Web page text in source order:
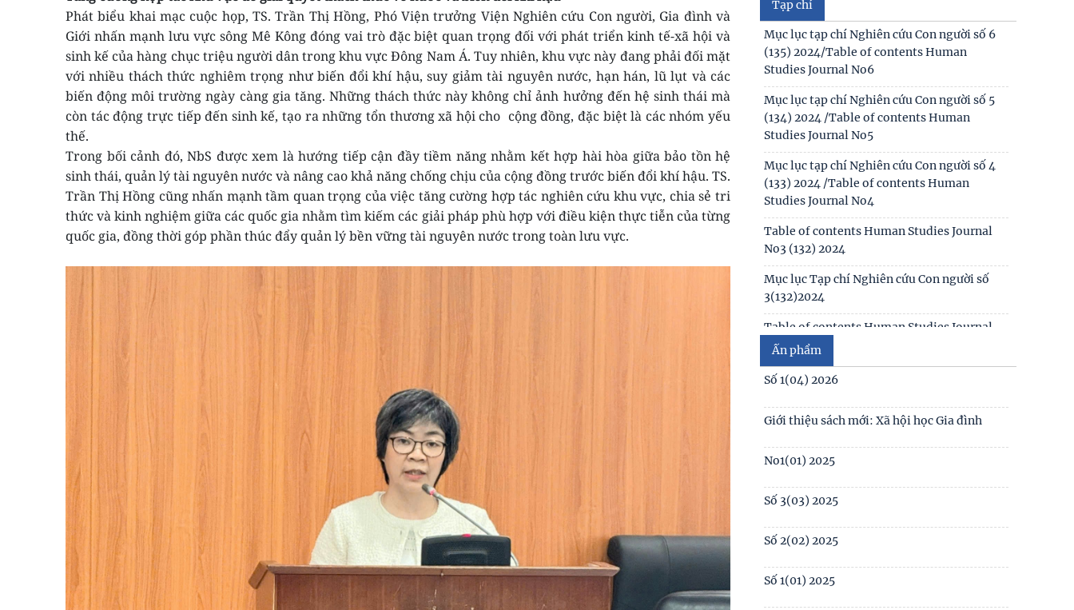
Phát biểu khai mạc cuộc họp, TS. Trần Thị Hồng, Phó Viện trưởng Viện Nghiên cứu Con người, Gia đình và
Giới nhấn mạnh lưu vực sông Mê Kông đóng vai trò đặc biệt quan trọng đối với phát triển kinh tế-xã hội và
sinh kế của hàng chục triệu người dân trong khu vực Đông Nam Á. Tuy nhiên, khu vực này đang phải đối mặt
với nhiều thách thức nghiêm trọng như biến đổi khí hậu, suy giảm tài nguyên nước, hạn hán, lũ lụt và các
biến động môi trường ngày càng gia tăng. Những thách thức này không chỉ ảnh hưởng đến hệ sinh thái mà
còn tác động trực tiếp đến sinh kế, tạo ra những tổn thương xã hội cho cộng đồng, đặc biệt là các nhóm yếu
thế.
Trong bối cảnh đó, NbS được xem là hướng tiếp cận đầy tiềm năng nhằm kết hợp hài hòa giữa bảo tồn hệ
sinh thái, quản lý tài nguyên nước và nâng cao khả năng chống chịu của cộng đồng trước biến đổi khí hậu. TS.
Trần Thị Hồng cũng nhấn mạnh tầm quan trọng của việc tăng cường hợp tác nghiên cứu khu vực, chia sẻ tri
thức và kinh nghiệm giữa các quốc gia nhằm tìm kiếm các giải pháp phù hợp với điều kiện thực tiễn của từng
quốc gia, đồng thời góp phần thúc đẩy quản lý bền vững tài nguyên nước trong toàn lưu vực.
Thư mời viết bài hội thảo khoa học thường
niên về nghiên cứu con người “NÂNG CAO
CHẤT LƯỢNG CUỘC
Thông báo triệu tập thí sinh đủ điều kiện,
tiêu chuẩn, tham gia sát hạch trình độ hiểu
biết chung
Thông báo kết quả kiểm tra điều kiện, tiêu
chuẩn, văn bằng, chứng chỉ đối với thí sinh
đăng ký dự
Thông báo 2773/TB-KHXH về Kết quả kiểm
tra điều kiện, tiêu chuẩn, văn bằng, chứng
chỉ đối với thí
Tạp chí
Mục lục tạp chí Nghiên cứu Con người số 6
(135) 2024/Table of contents Human
Studies Journal No6
Mục lục tạp chí Nghiên cứu Con người số 5
(134) 2024 /Table of contents Human
Studies Journal No5
Mục lục tạp chí Nghiên cứu Con người số 4
(133) 2024 /Table of contents Human
Studies Journal No4
Table of contents Human Studies Journal
No3 (132) 2024
Mục lục Tạp chí Nghiên cứu Con người số
3(132)2024
Table of contents Human Studies Journal
No1 (130) 2024
Table of contents Human Studies Journal
Mục lục Tạp chí Nghiên cứu Con người số
Mục lục Tạp chí Nghiên cứu Con người số
1(130) năm 2024
No. 5 (128) (2023)
Ấn phẩm
Số 1(04) 2026
Giới thiệu sách mới: Xã hội học Gia đình
No1(01) 2025
Số 3(03) 2025
Số 2(02) 2025
Số 1(01) 2025